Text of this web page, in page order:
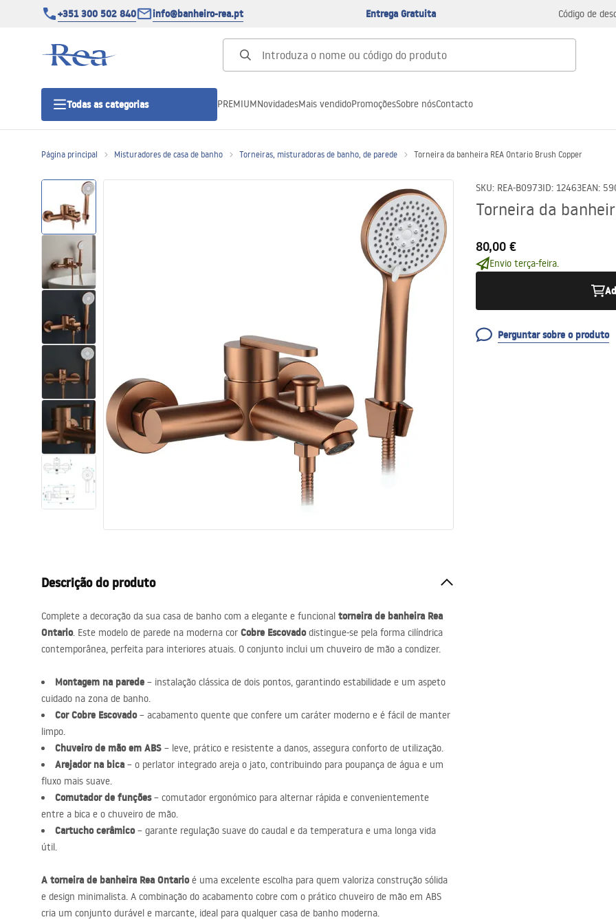
+351 300 502 840 info@banheiro-rea.pt Entrega Gratuita Código de
Todas as categorias
outras
Portas de duche
Bases de duche de casa de banho
Sumidouros de duche
Sanitas, lavatórios
Lava-louças e lavatórios de casa
de banho
Cabinas de duche de casa de
banho
Misturadores de casa de banho
Chuveiros de casa de banho
acessórios de casa de banho
PREMIUMNovidadesMais vendidoPromoçõesSobre nósContacto
Página principal Misturadores de casa de banho Torneiras, misturadoras de banho, de parede Torneira da banheira REA Ontario Brush Copper
SKU: REA-B0973ID: 12463EAN:
Torneira da
80,00 €
Envio terça-feira.
Perguntar sobre o produto
Descrição do produto
Complete a decoração da sua casa de banho com a elegante e funcional torneira de banheira Rea
Ontario. Este modelo de parede na moderna cor Cobre Escovadodistingue-se pela forma cilíndrica
contemporânea, perfeita para interiores atuais. O conjunto inclui um chuveiro de mão a condizer.
Montagem na parede – instalação clássica de dois pontos, garantindo estabilidade e um aspeto
cuidado na zona de banho.
Cor Cobre Escovado– acabamento quente que confere um caráter moderno e é fácil de manter
limpo.
Chuveiro de mão em ABS – leve, prático e resistente a danos, assegura conforto de utilização.
Arejador na bica – o perlator integrado areja o jato, contribuindo para poupança de água e um
fluxo mais suave.
Comutador de funções– comutador ergonómico para alternar rápida e convenientemente
entre a bica e o chuveiro de mão.
Cartucho cerâmico– garante regulação suave do caudal e da temperatura e uma longa vida
útil.
A torneira de banheira Rea Ontarioé uma excelente escolha para quem valoriza construção sólida
e design minimalista. A combinação do acabamento cobre com o prático chuveiro de mão em ABS
cria um conjunto durável e marcante, ideal para qualquer casa de banho moderna.